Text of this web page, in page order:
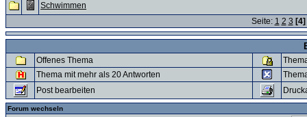
Schwimmen
Seite: 1 2 3 [4]
Offenes Thema
Thema mit mehr als 20 Antworten
Post bearbeiten
Forum wechseln